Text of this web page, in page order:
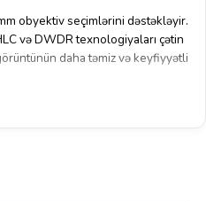
obyektiv seçimlərini dəstəkləyir.
və DWDR texnologiyaları çətin
daha təmiz və keyfiyyətli
qoruyur. -40°C-dən